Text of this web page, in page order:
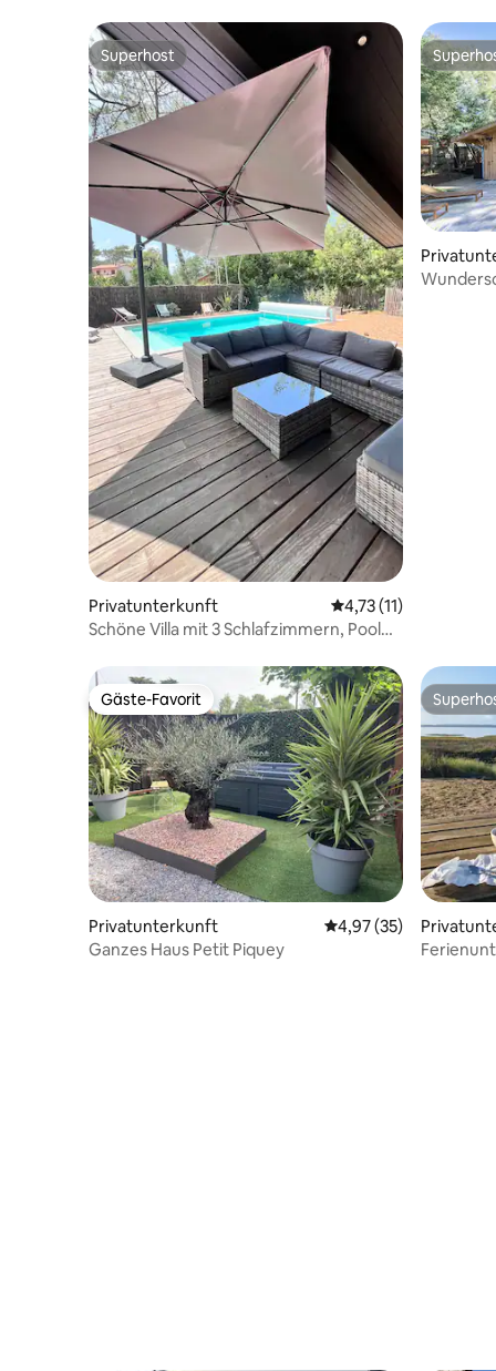
Superhost
Superhost
Privatunterkunft Durchschnittliche
4,73 (11)
Schöne Villa mit 3 Schlafzimmern, Pool
Gäste-Favorit
Gäste-Favorit
Privatunterkunft Durchschnittliche
4,97 (35)
Ganzes Haus Petit Piquey